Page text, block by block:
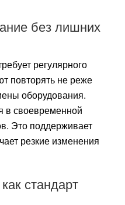
без лишних
регулярного
повторять не реже
оборудования.
в своевременной
Это поддерживает
резкие изменения
стандарт